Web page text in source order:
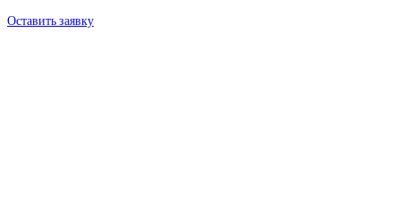
Оставить заявку